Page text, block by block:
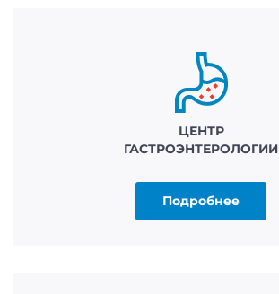
ЦЕНТР
ГАСТРОЭНТЕРОЛОГИИ
Подробнее